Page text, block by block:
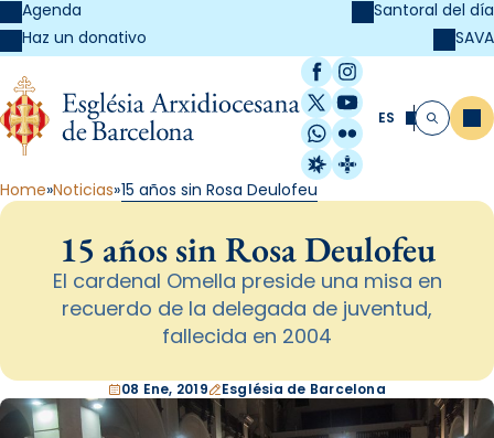
Agenda
Haz un donativo
Santoral del día
SAVA
Facebook
Instagram
X / Twitter
YouTube
WhatsApp
Flickr
Radio Estel
Catalunya
ES Buscar
Home Noticias 15 años sin Rosa Deulofeu
15 años sin Rosa Deulofeu
El cardenal Omella preside una misa en
recuerdo de la delegada de juventud,
fallecida en 2004
08 Ene, 2019 Església de Barcelona